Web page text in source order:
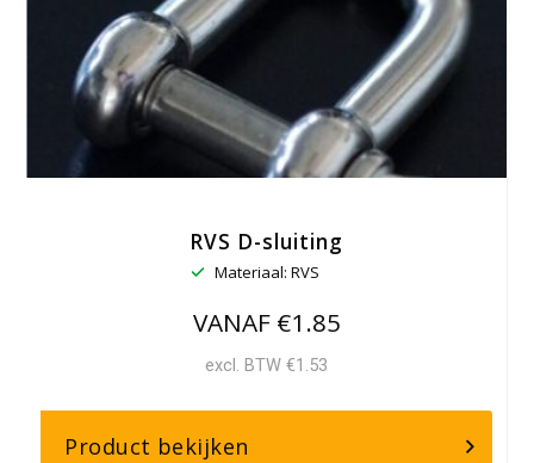
RVS D-sluiting
Materiaal: RVS
VANAF €1.85
excl. BTW €1.53
Product bekijken